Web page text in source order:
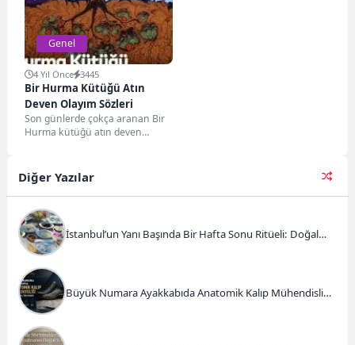
Genel
4 Yıl Önce 3445
Bir Hurma Kütüğü Atın
Deven Olayım Sözleri
Son günlerde çokça aranan Bir
Hurma kütüğü atın deven
Diğer Yazılar
İstanbul’un Yanı Başında Bir Hafta Sonu Ritüeli: Doğal
Büyük Numara Ayakkabıda Anatomik Kalıp Mühendisliği